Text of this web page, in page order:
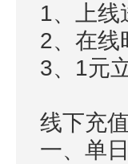
1、上线
2、在线
3、1元
线下充
一、单